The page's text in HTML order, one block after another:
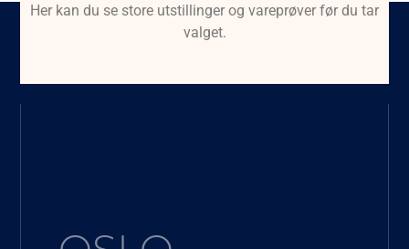
Her kan du se store utstillinger og vareprøver før du tar
valget.